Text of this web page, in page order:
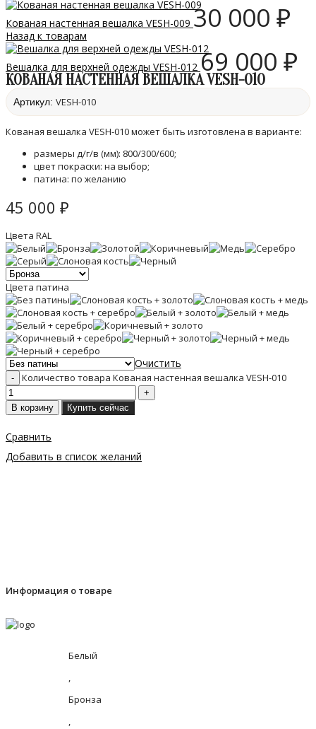
Кованая настенная вешалка VESH-009 30 000 ₽
Назад к товарам
Вешалка для верхней одежды VESH-012 69 000 ₽
КОВАНАЯ НАСТЕННАЯ ВЕШАЛКА VESH-010
Артикул: VESH-010
Кованая вешалка VESH-010 может быть изготовлена в варианте:
размеры д/г/в (мм): 800/300/600;
цвет покраски: на выбор;
патина: по желанию
45 000 ₽
Цвета RAL
Цвета патина
Очистить
Количество товара Кованая настенная вешалка VESH-010
В корзину Купить сейчас
Сравнить
Добавить в список желаний
Информация о товаре
Белый
,
Бронза
,